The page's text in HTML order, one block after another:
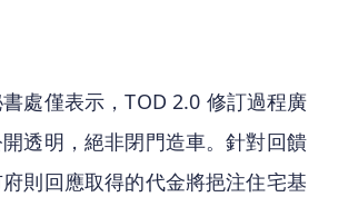
處僅表示，TOD 2.0 修訂過程廣
透明，絕非閉門造車。針對回饋
則回應取得的代金將挹注住宅基